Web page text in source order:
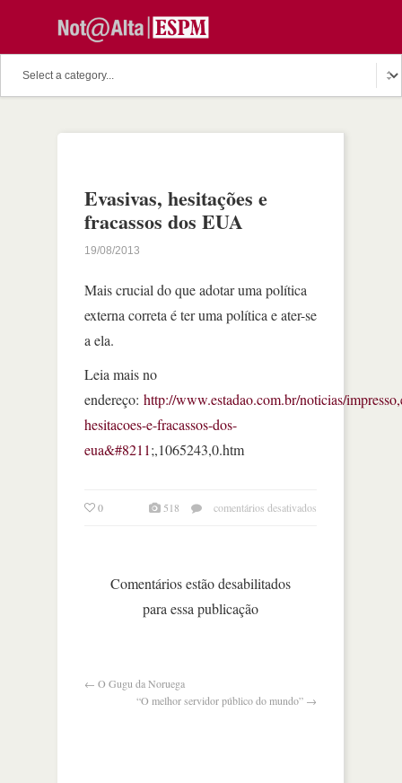
Evasivas, hesitações e
fracassos dos EUA
19/08/2013
Mais crucial do que adotar uma política
externa correta é ter uma política e ater-se
a ela.
Leia mais no
endereço: http://www.estadao.com.br/noticias/
hesitacoes-e-fracassos-dos-
eua&#8211;,1065243,0.htm
0 518 comentários desativados
Comentários estão desabilitados
para essa publicação
← O Gugu da Noruega
“O melhor servidor público do mundo” →